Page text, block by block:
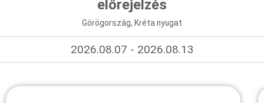
előrejelzés
Görögország, Kréta nyugat
2026.08.07 - 2026.08.13